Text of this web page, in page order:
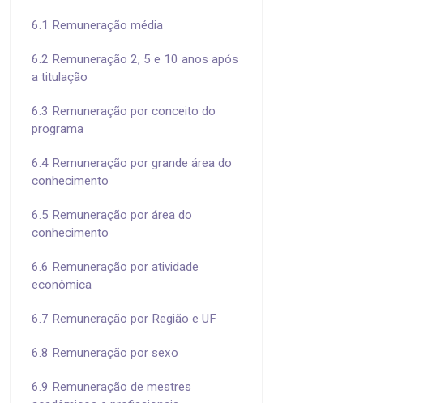
6.1 Remuneração média
6.2 Remuneração 2, 5 e 10 anos após
a titulação
6.3 Remuneração por conceito do
programa
6.4 Remuneração por grande área do
conhecimento
6.5 Remuneração por área do
conhecimento
6.6 Remuneração por atividade
econômica
6.7 Remuneração por Região e UF
6.8 Remuneração por sexo
6.9 Remuneração de mestres